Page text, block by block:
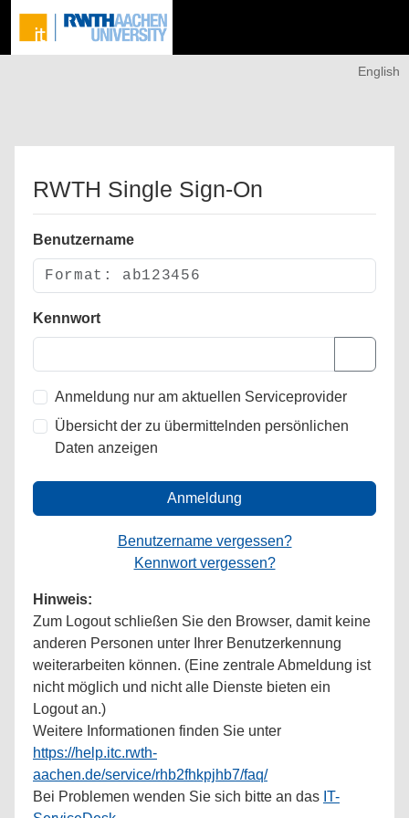
English
RWTH Single Sign-On
Benutzername
Kennwort
Anmeldung nur am aktuellen Serviceprovider
Übersicht der zu übermittelnden persönlichen
Daten anzeigen
Anmeldung
Benutzername vergessen?
Kennwort vergessen?
Hinweis:
Zum Logout schließen Sie den Browser, damit keine
anderen Personen unter Ihrer Benutzerkennung
weiterarbeiten können. (Eine zentrale Abmeldung ist
nicht möglich und nicht alle Dienste bieten ein
Logout an.)
Weitere Informationen finden Sie unter
https://help.itc.rwth-
aachen.de/service/rhb2fhkpjhb7/faq/
Bei Problemen wenden Sie sich bitte an das IT-